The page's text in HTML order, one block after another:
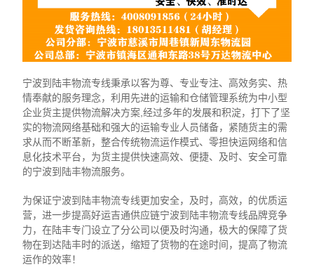
宁波到陆丰物流专线秉承以客为尊、专业专注、高效务实、热
情奉献的服务理念，利用先进的运输和仓储管理系统为中小型
企业货主提供物流解决方案,经过多年的发展和积淀，打下了坚
实的物流网络基础和强大的运输专业人员储备，紧随货主的需
求从而不断革新，整合传统物流运作模式、零担快运网络和信
息化技术平台，为货主提供快速高效、便捷、及时、安全可靠
的宁波到陆丰物流服务。
为保证宁波到陆丰物流专线更加安全，及时，高效，的优质运
营，进一步提高好运吉通供应链宁波到陆丰物流专线品牌竞争
力，在陆丰专门设立了分公司以便及时沟通，极大的保障了货
物在到达陆丰时的派送，缩短了货物的在途时间，提高了物流
运作的效率！